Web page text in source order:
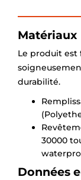
Matériaux
Le produit est
durabilité.
30000
Données